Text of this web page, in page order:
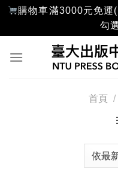
購物車滿3000元免運
勾
首頁 /